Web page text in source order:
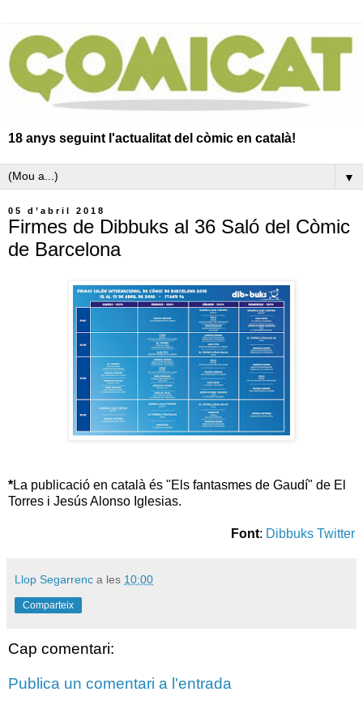
18 anys seguint l'actualitat del còmic en català!
▼
05 d’abril 2018
Firmes de Dibbuks al 36 Saló del Còmic
de Barcelona
*La publicació en català és "Els fantasmes de Gaudí" de El
Torres i Jesús Alonso Iglesias.
Font: Dibbuks Twitter
Llop Segarrenc a les 10:00
Comparteix
Cap comentari:
Publica un comentari a l'entrada